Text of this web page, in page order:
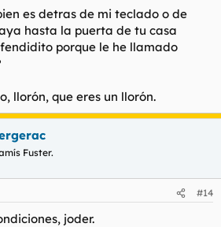
es detras de mi teclado o de
hasta la puerta de tu casa
porque le he llamado
llorón, que eres un llorón.
Fuster.
#14
joder.